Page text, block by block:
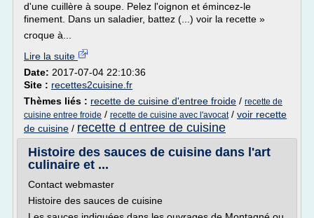
d'une cuillère à soupe. Pelez l'oignon et émincez-le
finement. Dans un saladier, battez (...) voir la recette »
croque à...
Lire la suite
Date: 2017-07-04 22:10:36
Site : recettes2cuisine.fr
Thèmes liés : recette de cuisine d'entree froide / recette de
cuisine entree froide / recette de cuisine avec l'avocat/ voir recette
de cuisine / recette d entree de cuisine
Histoire des sauces de cuisine dans l'art
culinaire et ...
Contact webmaster
Histoire des sauces de cuisine